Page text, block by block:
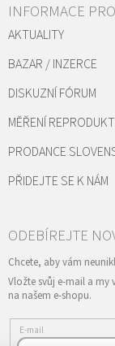
INFORMACE
AKTUALITY
BAZAR / INZERCE
DISKUZNÍ FÓRUM
MĚŘENÍ
PRODANCE
PŘIDEJTE SE K NÁM
Vložte svůj e-mail a
na našem e-shopu.
E-mail